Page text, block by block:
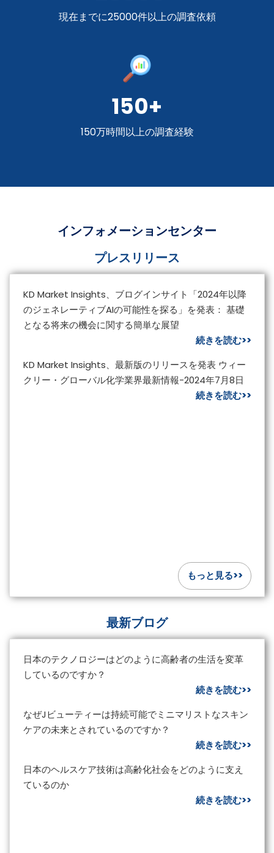
現在までに25000件以上の調査依頼
150+
150万時間以上の調査経験
インフォメーションセンター
プレスリリース
KD Market Insights、ブログインサイト「2024年以降
のジェネレーティブAIの可能性を探る」を発表： 基礎
となる将来の機会に関する簡単な展望
続きを読む>>
KD Market Insights、最新版のリリースを発表 ウィー
クリー・グローバル化学業界最新情報-2024年7月8日
続きを読む>>
もっと見る>>
最新ブログ
日本のテクノロジーはどのように高齢者の生活を変革
しているのですか？
続きを読む>>
なぜJビューティーは持続可能でミニマリストなスキン
ケアの未来とされているのですか？
続きを読む>>
日本のヘルスケア技術は高齢化社会をどのように支え
ているのか
続きを読む>>